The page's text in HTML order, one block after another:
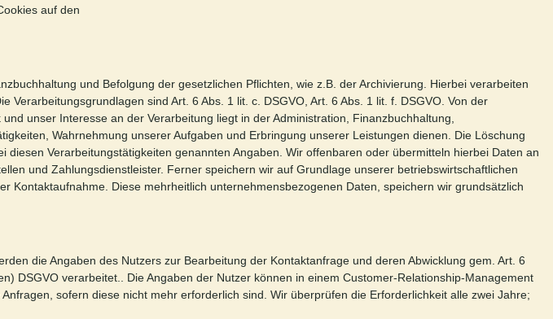
auf den
und Befolgung der gesetzlichen Pflichten, wie z.B. der Archivierung. Hierbei verarbeiten
sind Art. 6 Abs. 1 lit. c. DSGVO, Art. 6 Abs. 1 lit. f. DSGVO. Von der
unser Interesse an der Verarbeitung liegt in der Administration, Finanzbuchhaltung,
Wahrnehmung unserer Aufgaben und Erbringung unserer Leistungen dienen. Die Löschung
Verarbeitungstätigkeiten genannten Angaben. Wir offenbaren oder übermitteln hierbei Daten an
und Zahlungsdienstleister. Ferner speichern wir auf Grundlage unserer betriebswirtschaftlichen
Diese mehrheitlich unternehmensbezogenen Daten, speichern wir grundsätzlich
die Angaben des Nutzers zur Bearbeitung der Kontaktanfrage und deren Abwicklung gem. Art. 6
DSGVO verarbeitet.. Die Angaben der Nutzer können in einem Customer-Relationship-Management
sofern diese nicht mehr erforderlich sind. Wir überprüfen die Erforderlichkeit alle zwei Jahre;